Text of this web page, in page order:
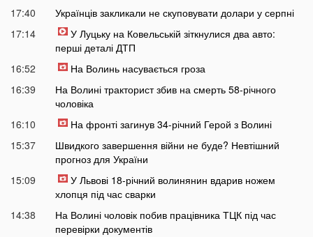
17:40
Українців закликали не скуповувати долари у серпні
17:14
У Луцьку на Ковельській зіткнулися два авто:
перші деталі ДТП
16:52
На Волинь насувається гроза
16:39
На Волині тракторист збив на смерть 58-річного
чоловіка
16:10
На фронті загинув 34-річний Герой з Волині
15:37
Швидкого завершення війни не буде? Невтішний
прогноз для України
15:09
У Львові 18-річний волинянин вдарив ножем
хлопця під час сварки
14:38
На Волині чоловік побив працівника ТЦК під час
перевірки документів